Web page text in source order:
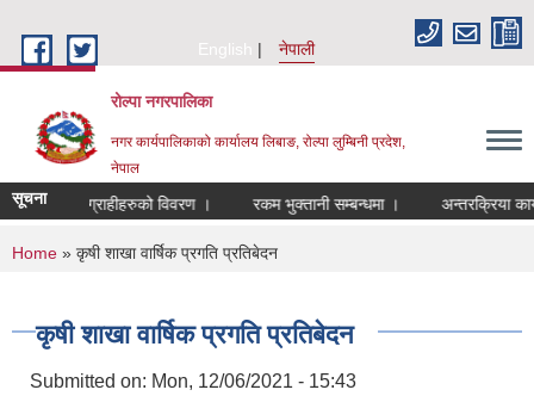
English
नेपाली
रोल्पा नगरपालिका
नगर कार्यपालिकाको कार्यालय लिबाङ, रोल्पा लुम्बिनी प्रदेश,
नेपाल
सूचनालाभग्राहीहरुको विवरण । रकम भुक्तानी सम्बन्धमा । अन्तरक्रिया
You are here
Home » कृषी शाखा वार्षिक प्रगति प्रतिबेदन
कृषी शाखा वार्षिक प्रगति प्रतिबेदन
Submitted on: Mon, 12/06/2021 - 15:43